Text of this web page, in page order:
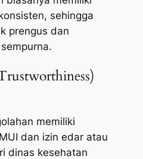
sehingga
prengus dan
memiliki
dan izin edar atau
dinas kesehatan